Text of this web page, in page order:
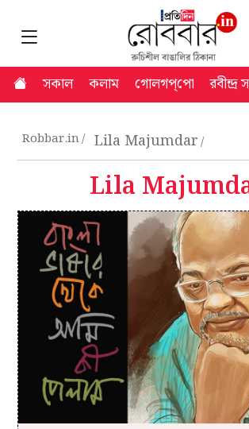
সকাল কলাম গোলগপ্‌পো রবীন্দ্র
Robbar.in Lila Majumdar
Lila